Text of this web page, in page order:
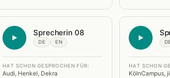
Sprecherin 08
DE EN
HAT SCHON GESPROCHEN FÜR:
Audi, Henkel, Dekra
HAT SCHON
KölnCampus,